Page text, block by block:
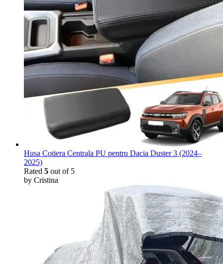
Husa Cotiera Centrala PU pentru Dacia Duster 3 (2024–
2025)
Rated 5 out of 5
by Cristina